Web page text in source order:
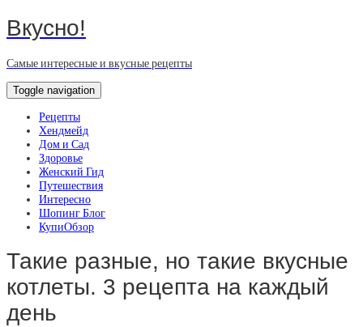
Вкусно!
Самые интересные и вкусные рецепты
Toggle navigation
Рецепты
Хендмейд
Дом и Сад
Здоровье
Женский Гид
Путешествия
Интересно
Шопинг Блог
КупиОбзор
Такие разные, но такие вкусные
котлеты. 3 рецепта на каждый
день